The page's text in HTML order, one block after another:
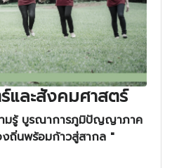
ละสังคมศาสตร์
มรู้ บูรณาการภูมิปัญญาภาค
ถิ่นพร้อมก้าวสู่สากล "